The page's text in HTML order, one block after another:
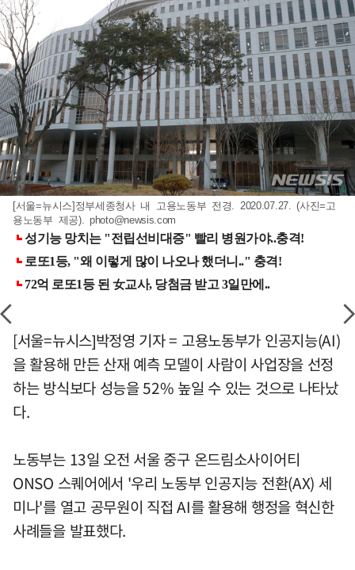
[서울=뉴시스]정부세종청사 내 고용노동부 전경. 2020.07.27. (사진=고
용노동부 제공). photo@newsis.com
[서울=뉴시스]박정영 기자 = 고용노동부가 인공지능(AI)
을 활용해 만든 산재 예측 모델이 사람이 사업장을 선정
하는 방식보다 성능을 52% 높일 수 있는 것으로 나타났
다.
노동부는 13일 오전 서울 중구 온드림소사이어티
ONSO 스퀘어에서 '우리 노동부 인공지능 전환(AX) 세
미나'를 열고 공무원이 직접 AI를 활용해 행정을 혁신한
사례들을 발표했다.